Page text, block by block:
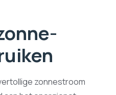
zonnestroom